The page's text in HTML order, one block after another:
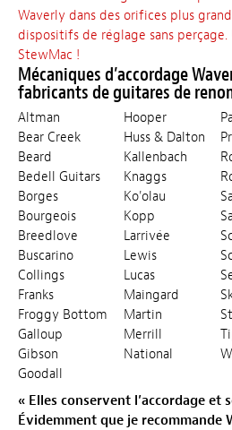
Waverly dans des orifices plus
dispositifs de réglage sans
StewMac !
Mécaniques d’accordage
fabricants de guitares de
Altman
Bear Creek
Beard
Bedell Guitars
Borges
Bourgeois
Breedlove
Buscarino
Collings
Franks
Froggy Bottom
Galloup
Gibson
Goodall
Hooper
Huss & Dalton
Kallenbach
Knaggs
Ko'olau
Kopp
Larrivée
Lewis
Lucas
Maingard
Martin
Merrill
National
« Elles conservent l’accordage et
Évidemment que je recommande